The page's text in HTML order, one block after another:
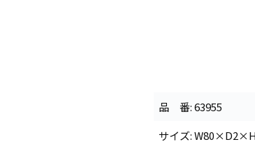
品 番: 63955
サイズ: